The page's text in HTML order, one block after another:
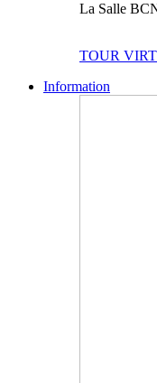
La Salle
TOUR
Information